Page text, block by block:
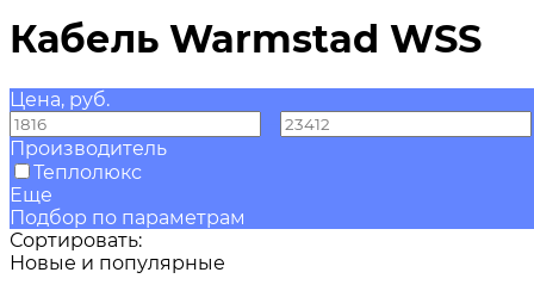
Кабель Warmstad WSS
Цена, руб.
Производитель
Теплолюкс
Еще
Подбор по параметрам
Сортировать:
Новые и популярные